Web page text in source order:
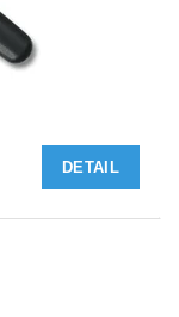
DETAIL